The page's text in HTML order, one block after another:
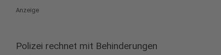
Anzeige
Polizei rechnet mit Behinderungen